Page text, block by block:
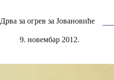
Дрва за огрев за Јовановиће
9. новембар 2012.